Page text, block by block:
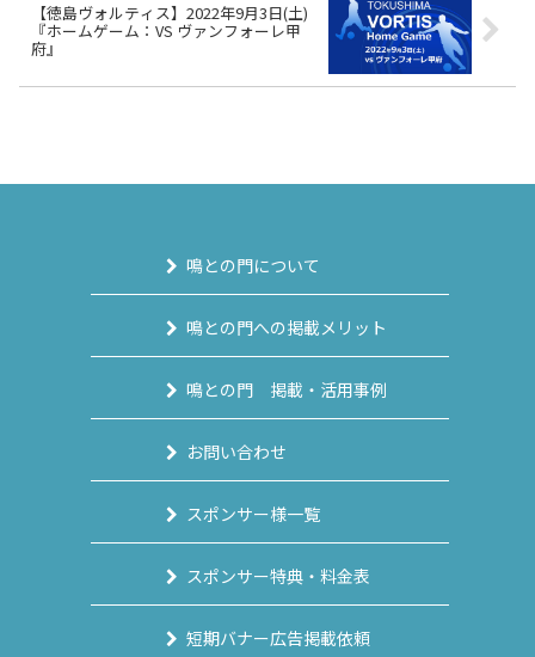
【徳島ヴォルティス】2022年9月3日(土)
『ホームゲーム：VS ヴァンフォーレ甲
府』
鳴との門について
鳴との門への掲載メリット
鳴との門 掲載・活用事例
お問い合わせ
スポンサー様一覧
スポンサー特典・料金表
短期バナー広告掲載依頼